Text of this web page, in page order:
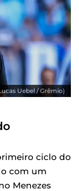
Uebel / Grêmio)
ciclo do
com um
Menezes